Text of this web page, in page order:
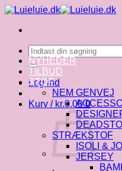
Fortsæt
indhold
Søg
efter:
Log ind
Kurv / kr.0.00 0
NYHEDER
TILBUD
STOF
NEM GENVEJ
STRÆKSTOF
ISOLI &
JERSEY